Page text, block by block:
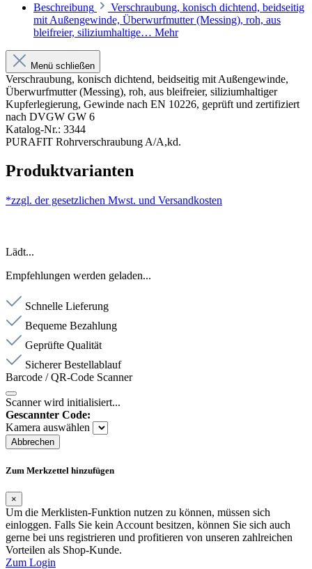
Beschreibung
Verschraubung, konisch dichtend, beidseitig
mit Außengewinde, Überwurfmutter (Messing), roh, aus
bleifreier, siliziumhaltige… Mehr
Menü schließen
Verschraubung, konisch dichtend, beidseitig mit Außengewinde,
Überwurfmutter (Messing), roh, aus bleifreier, siliziumhaltiger
Kupferlegierung, Gewinde nach EN 10226, geprüft und zertifiziert
nach DVGW GW 6
Katalog-Nr.: 3344
PURAFIT Rohrverschraubung A/A,kd.
Produktvarianten
*zzgl. der gesetzlichen Mwst. und Versandkosten
Lädt...
Empfehlungen werden geladen...
Schnelle Lieferung
Bequeme Bezahlung
Geprüfte Qualität
Sicherer Bestellablauf
Barcode / QR-Code Scanner
Scanner wird initialisiert...
Gescannter Code:
Kamera auswählen
Abbrechen
Zum Merkzettel hinzufügen
×
Um die Merklisten-Funktion nutzen zu können, müssen sich
einloggen. Falls Sie kein Account besitzen, können Sie sich auch
gerne bei uns registrieren und profitieren von unseren zahlreichen
Vorteilen als Shop-Kunde.
Zum Login